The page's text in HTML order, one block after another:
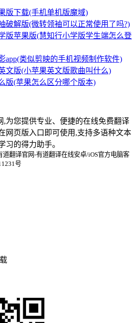
版下载(手机单机版魔域)
破解版(微转领袖可以正常使用了吗?)
版苹果版(慧知行小学版学生端怎么登
app(类似剪映的手机视频制作软件)
文版(小苹果英文版歌曲叫什么)
版(苹果怎么区分哪个版本)
,为您提供专业、便捷的在线免费翻译
网页版入口即可使用,支持多语种文本
习的得力助手。
翻译官网-有道翻译在线安卓/iOS官方电脑客
号